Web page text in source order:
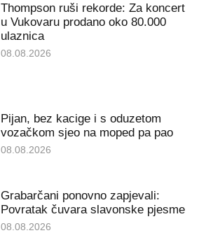
Thompson ruši rekorde: Za koncert
u Vukovaru prodano oko 80.000
ulaznica
08.08.2026
Pijan, bez kacige i s oduzetom
vozačkom sjeo na moped pa pao
08.08.2026
Grabarčani ponovno zapjevali:
Povratak čuvara slavonske pjesme
08.08.2026